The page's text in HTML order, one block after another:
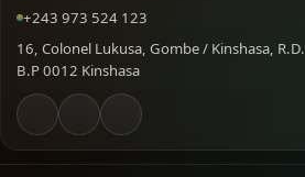
+243 973 524 123
16, Colonel Lukusa, Gombe / Kinshasa,
B.P 0012 Kinshasa